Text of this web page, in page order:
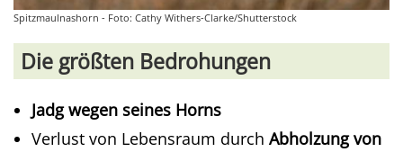
Spitzmaulnashorn - Foto: Cathy Withers-Clarke/Shutterstock
Die größten Bedrohungen
Jadg wegen seines Horns
Verlust von Lebensraum durch Abholzung von